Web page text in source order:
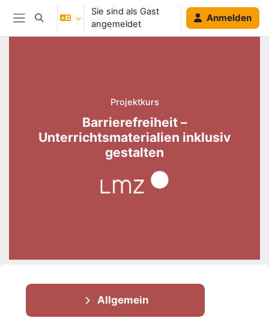
Zum Hauptinhalt
Website-Übersicht
Sucheingabe umschalten
Sie sind als Gast
angemeldet
Anmelden
Projektkurs
Barrierefreiheit –
Unterrichtsmaterialien inklusiv
gestalten
Abschnittsübersicht
Allgemein